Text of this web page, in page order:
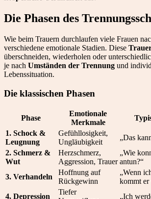
Die Phasen des
Wie beim Trauern durchlaufen viele Frauen
verschiedene emotionale Stadien. Diese
überschneiden, wiederholen oder
je nach Umständen der Trennung und
Lebenssituation.
Die klassischen Phasen
Phase
Emotionale
Merkmale
1. Schock &
Leugnung
Gefühllosigkeit,
Ungläubigkeit
„Das
2. Schmerz &
Wut
Herzschmerz,
Aggression, Trauer
„Wie
antun?“
3. Verhandeln
Hoffnung auf
Rückgewinn
„Wenn
kommt
4. Depression
Tiefer
„Ich